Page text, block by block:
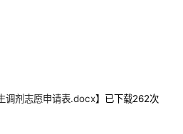
调剂志愿申请表.docx】已下载262次